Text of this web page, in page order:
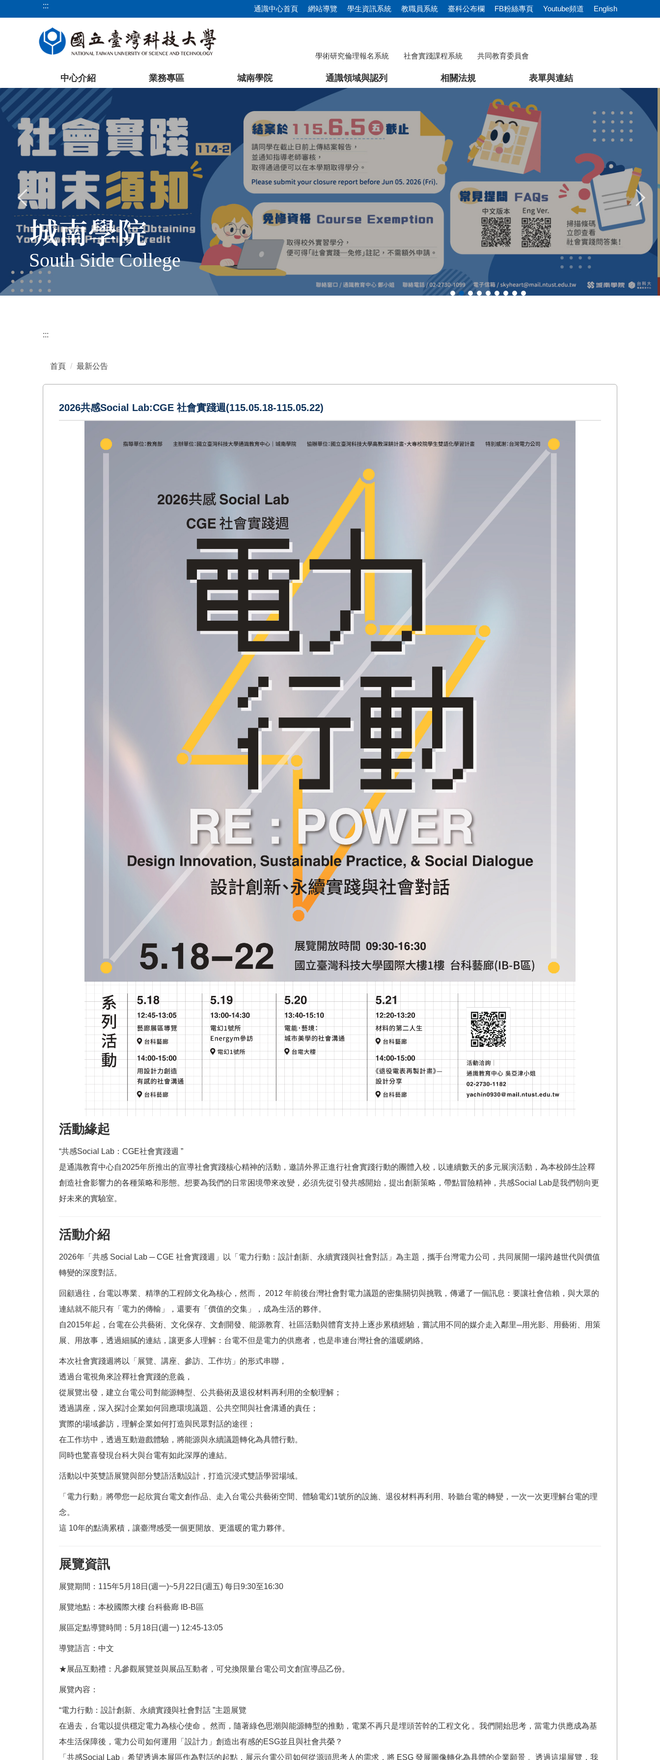
到
塊
::: 通識中心首頁 網站導覽 學生資訊系統 教職員系統 臺科公布欄 FB粉絲專頁 Youtube頻道 English
學術研究倫理報名系統 社會實踐課程系統 共同教育委員會
中心介紹 業務專區 城南學院 通識領域與認列 相關法規 表單與連結
城南學院
South Side College
:::
首頁 最新公告
2026共感Social Lab:CGE 社會實踐週(115.05.18-115.05.22)
活動緣起
“共感Social Lab：CGE社會實踐週 ”
是通識教育中心自2025年所推出的宣導社會實踐核心精神的活動，邀請外界正進行社會實踐行動的團體入校，以連續數天的多元展演活動，為本校師生詮釋
創造社會影響力的各種策略和形態。想要為我們的日常困境帶來改變，必須先從引發共感開始，提出創新策略，帶點冒險精神，共感Social Lab是我們朝向更
好未來的實驗室。
活動介紹
2026年「共感 Social Lab ─ CGE 社會實踐週」以「電力行動：設計創新、永續實踐與社會對話」為主題，攜手台灣電力公司，共同展開一場跨越世代與價值
轉變的深度對話。
回顧過往，台電以專業、精準的工程師文化為核心，然而， 2012 年前後台灣社會對電力議題的密集關切與挑戰，傳遞了一個訊息：要讓社會信賴，與大眾的
連結就不能只有「電力的傳輸」，還要有「價值的交集」，成為生活的夥伴。
自2015年起，台電在公共藝術、文化保存、文創開發、能源教育、社區活動與體育支持上逐步累積經驗，嘗試用不同的媒介走入鄰里─用光影、用藝術、用策
展、用故事，透過細膩的連結，讓更多人理解：台電不但是電力的供應者，也是串連台灣社會的溫暖網絡。
本次社會實踐週將以「展覽、講座、參訪、工作坊」的形式串聯，
透過台電視角來詮釋社會實踐的意義，
從展覽出發，建立台電公司對能源轉型、公共藝術及退役材料再利用的全貌理解；
透過講座，深入探討企業如何回應環境議題、公共空間與社會溝通的責任；
實際的場域參訪，理解企業如何打造與民眾對話的途徑；
在工作坊中，透過互動遊戲體驗，將能源與永續議題轉化為具體行動。
同時也驚喜發現台科大與台電有如此深厚的連結。
活動以中英雙語展覽與部分雙語活動設計，打造沉浸式雙語學習場域。
「電力行動」將帶您一起欣賞台電文創作品、走入台電公共藝術空間、體驗電幻1號所的設施、退役材料再利用、聆聽台電的轉變，一次一次更理解台電的理
念。
這 10年的點滴累積，讓臺灣感受一個更開放、更溫暖的電力夥伴。
展覽資訊
展覽期間：115年5月18日(週一)~5月22日(週五) 每日9:30至16:30
展覽地點：本校國際大樓 台科藝廊 IB-B區
展區定點導覽時間：5月18日(週一) 12:45-13:05
導覽語言：中文
★展品互動禮：凡參觀展覽並與展品互動者，可兌換限量台電公司文創宣導品乙份。
展覽內容：
“電力行動：設計創新、永續實踐與社會對話 ”主題展覽
在過去，台電以提供穩定電力為核心使命 。然⽽，隨著綠色思潮與能源轉型的推動，電業不再只是埋頭苦幹的工程文化 。我們開始思考，當電力供應成為基
本⽣活保障後，電力公司如何運⽤「設計力」創造出有感的ESG並且與社會共榮？
「共感Social Lab」希望透過本展區作為對話的起點，展示台電公司如何從源頭思考⼈的需求，將 ESG 發展圖像轉化為具體的企業願景 。透過這場展覽，我